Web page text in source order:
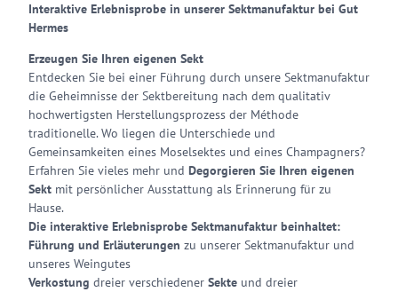
Interaktive Erlebnisprobe in unserer Sektmanufaktur bei Gut
Hermes
Erzeugen Sie Ihren eigenen Sekt
Entdecken Sie bei einer Führung durch unsere Sektmanufaktur
die Geheimnis­se der Sektbereitung nach dem qualitativ
hochwertigsten Herstellungsprozess der Méthode
traditionelle. Wo liegen die Unterschiede und
Gemeinsamkeiten eines Moselsektes und eines Champagners?
Erfahren Sie vieles mehr und Degorgieren Sie Ihren eigenen
Sekt mit persönlicher Ausstattung als Erinne­rung für zu
Hause.
Die interaktive Erlebnisprobe Sektmanufaktur beinhaltet:
Führung und Erläuterungen zu unserer Sektmanufaktur und
unseres Weingutes
Verkostung dreier verschiedener Sekte und dreier